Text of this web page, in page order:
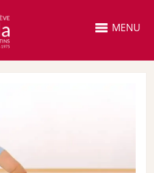
MENU